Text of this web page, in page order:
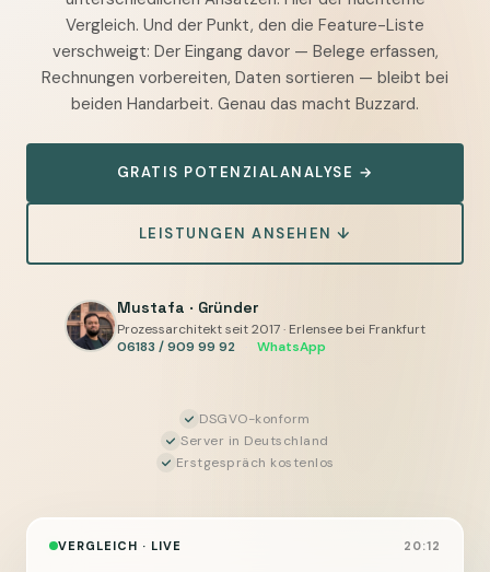
vs
DATEV
Unternehmen
online
für
Stärken,
und
der
der
bei
Vergleich. Und der Punkt, den die Feature-Liste
verschweigt: Der Eingang davor — Belege erfassen,
Rechnungen vorbereiten, Daten sortieren — bleibt bei
beiden Handarbeit. Genau das macht Buzzard.
GRATIS POTENZIALANALYSE →
LEISTUNGEN ANSEHEN ↓
Mustafa · Gründer
Prozessarchitekt seit 2017 · Erlensee bei Frankfurt
06183 / 909 99 92
WhatsApp
DSGVO-konform
Server in Deutschland
Erstgespräch kostenlos
VERGLEICH · LIVE 20:12